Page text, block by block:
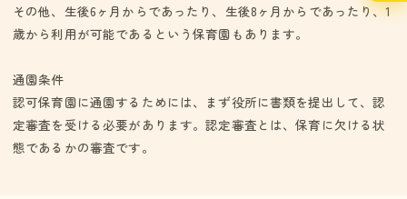
その他、生後6ヶ月からであったり、生後8ヶ月からであったり、1
歳から利用が可能であるという保育園もあります。
通園条件
認可保育園に通園するためには、まず役所に書類を提出して、認
定審査を受ける必要があります。認定審査とは、保育に欠ける状
態であるかの審査です。